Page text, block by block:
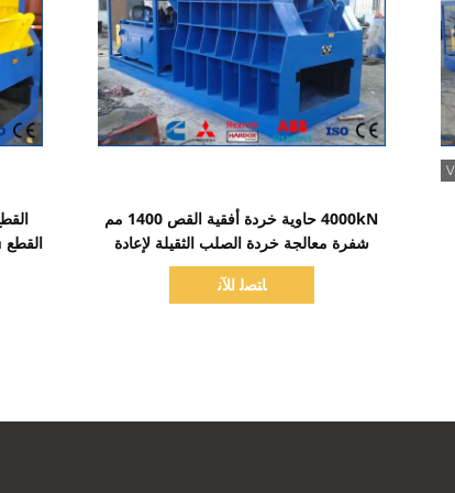
اظهر التفاصيل
4000kN حاوية خردة أفقية القص 1400 مم
شفرة معالجة خردة الصلب الثقيلة لإعادة
التدوير ومصانع الصلب
ﺎﺘﺼﻟ ﺍﻶﻧ